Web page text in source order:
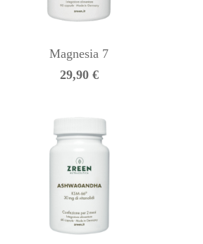
Magnesia 7
29,90 €